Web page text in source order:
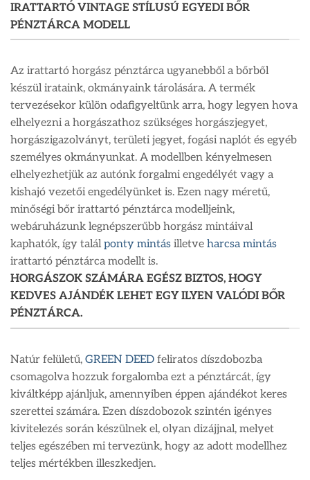
IRATTARTÓ VINTAGE STÍLUSÚ EGYEDI BŐR
PÉNZTÁRCA MODELL
Az irattartó horgász pénztárca ugyanebből a bőrből
készül irataink, okmányaink tárolására. A termék
tervezésekor külön odafigyeltünk arra, hogy legyen hova
elhelyezni a horgászathoz szükséges horgászjegyet,
horgászigazolványt, területi jegyet, fogási naplót és egyéb
személyes okmányunkat. A modellben kényelmesen
elhelyezhetjük az autónk forgalmi engedélyét vagy a
kishajó vezetői engedélyünket is. Ezen nagy méretű,
minőségi bőr irattartó pénztárca modelljeink,
webáruházunk legnépszerűbb horgász mintáival
kaphatók, így talál ponty mintás illetve harcsa mintás
irattartó pénztárca modellt is.
HORGÁSZOK SZÁMÁRA EGÉSZ BIZTOS, HOGY
KEDVES AJÁNDÉK LEHET EGY ILYEN VALÓDI BŐR
PÉNZTÁRCA.
Natúr felületű, GREEN DEED feliratos díszdobozba
csomagolva hozzuk forgalomba ezt a pénztárcát, így
kiváltképp ajánljuk, amennyiben éppen ajándékot keres
szerettei számára. Ezen díszdobozok szintén igényes
kivitelezés során készülnek el, olyan dizájjnal, melyet
teljes egészében mi tervezünk, hogy az adott modellhez
teljes mértékben illeszkedjen.